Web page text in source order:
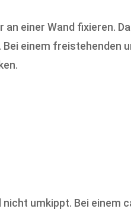
einer Wand fixieren.
einem freistehenden
umkippt. Bei einem